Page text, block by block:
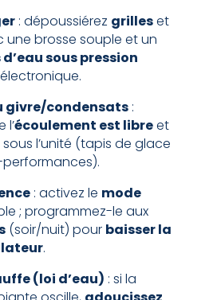
: dépoussiérez grilleset
brosse souple et un
sous pression
givre/condensats:
l’écoulement est libreet
l’unité (tapis de glace
: activez le mode
; programmez-le aux
(soir/nuit) pour baisser la
.
(loi d’eau) : si la